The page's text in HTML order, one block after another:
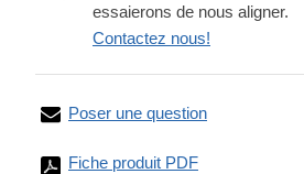
essaierons de nous aligner.
Contactez nous!
Poser une question
Fiche produit PDF